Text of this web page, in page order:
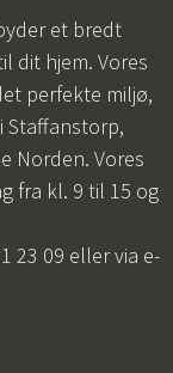
et bredt
dit hjem. Vores
perfekte miljø,
Staffanstorp,
Norden. Vores
fra kl. 9 til 15 og
23 09 eller via e-